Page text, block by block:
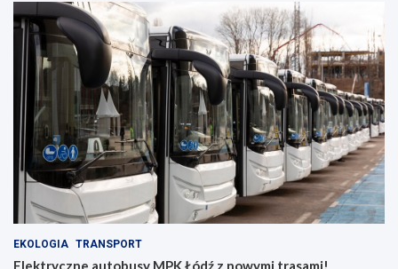
EKOLOGIA TRANSPORT
Elektryczne autobusy MPK Łódź z nowymi trasami!